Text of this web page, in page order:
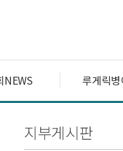
NEWS 루게릭
지부게시판